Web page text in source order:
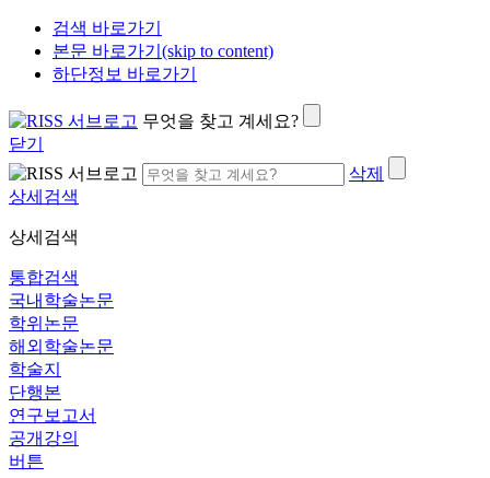
검색 바로가기
본문 바로가기(skip to content)
하단정보 바로가기
무엇을 찾고 계세요?
닫기
삭제
상세검색
상세검색
통합검색
국내학술논문
학위논문
해외학술논문
학술지
단행본
연구보고서
공개강의
버튼